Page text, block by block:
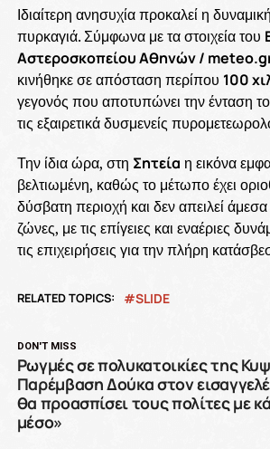
Ιδιαίτερη ανησυχία προκαλεί η
πυρκαγιά. Σύμφωνα με τα στοιχεία του
Αστεροσκοπείου Αθηνών /
κινήθηκε σε απόσταση περίπου 100
γεγονός που αποτυπώνει την ένταση
τις εξαιρετικά δυσμενείς
Την ίδια ώρα, στη Σητεία η εικόνα
βελτιωμένη, καθώς το μέτωπο έχει
δύσβατη περιοχή και δεν απειλεί άμεσα
ζώνες, με τις επίγειες και εναέριες
τις επιχειρήσεις για την πλήρη
RELATED TOPICS: SLIDE
DON'T MISS
Ρωγμές σε πολυκατοικίες της
Παρέμβαση Δούκα στον
θα προασπίσει τους πολίτες με
μέσο»